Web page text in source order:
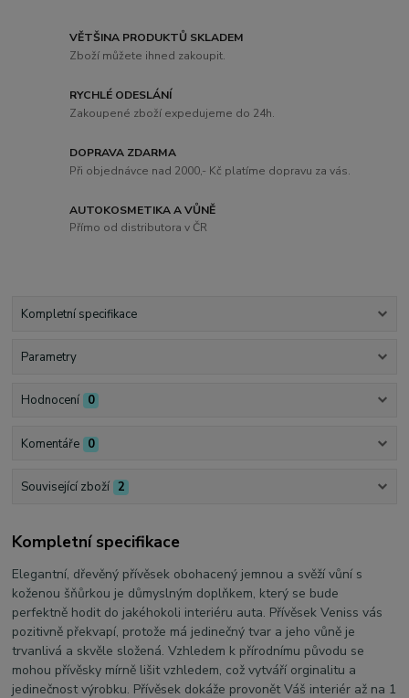
VĚTŠINA PRODUKTŮ SKLADEM
Zboží můžete ihned zakoupit.
RYCHLÉ ODESLÁNÍ
Zakoupené zboží expedujeme do 24h.
DOPRAVA ZDARMA
Při objednávce nad 2000,- Kč platíme dopravu za vás.
AUTOKOSMETIKA A VŮNĚ
Přímo od distributora v ČR
Kompletní specifikace
Parametry
Hodnocení 0
Komentáře 0
Související zboží 2
Kompletní specifikace
Elegantní, dřevěný přívěsek obohacený jemnou a svěží vůní s
koženou šňůrkou je důmyslným doplňkem, který se bude
perfektně hodit do jakéhokoli interiéru auta. Přívěsek Veniss vás
pozitivně překvapí, protože má jedinečný tvar a jeho vůně je
trvanlivá a skvěle složená. Vzhledem k přírodnímu původu se
mohou přívěsky mírně lišit vzhledem, což vytváří orginalitu a
jedinečnost výrobku. Přívěsek dokáže provonět Váš interiér až na 1